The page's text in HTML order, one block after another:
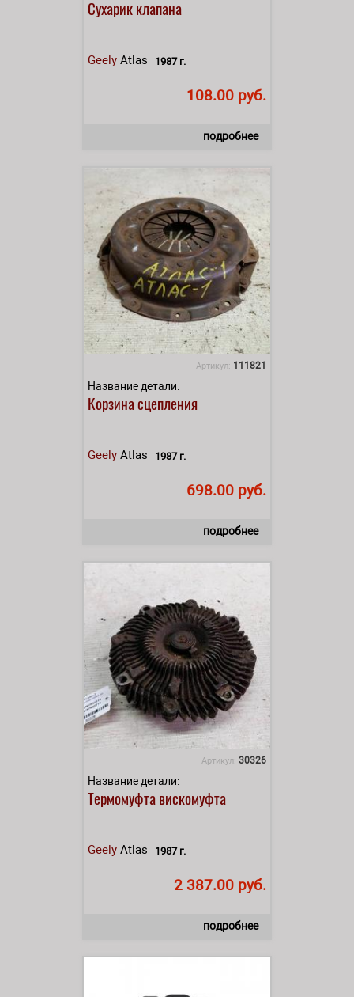
Сухарик клапана
Geely Atlas 1987 г.
108.00 руб.
подробнее
Артикул: 111821
Название детали:
Корзина сцепления
Geely Atlas 1987 г.
698.00 руб.
подробнее
Артикул: 30326
Название детали:
Термомуфта вискомуфта
Geely Atlas 1987 г.
2 387.00 руб.
подробнее